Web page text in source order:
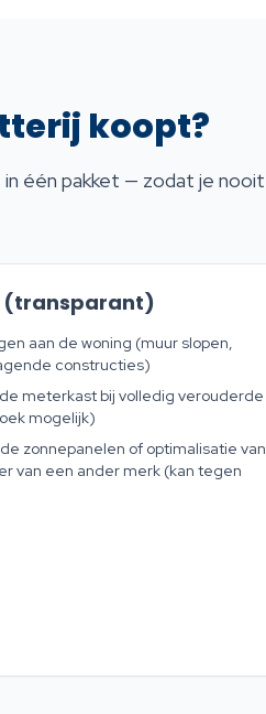
koopt?
in één pakket — zodat je nooit
(transparant)
aan de woning (muur slopen,
constructies)
meterkast bij volledig verouderde
mogelijk)
zonnepanelen of optimalisatie van
van een ander merk (kan tegen